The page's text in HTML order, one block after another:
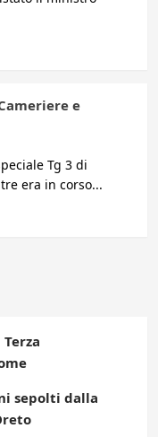
e
Tg 3 di
era in corso...
sepolti dalla